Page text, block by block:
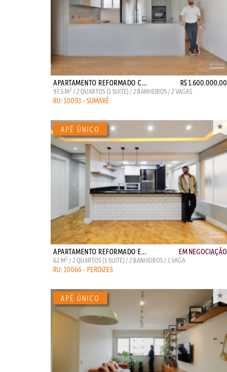
APARTAMENTO REFORMADO C... R$ 1.600.000,00
97.5 M2 / 2 QUARTOS (1 SUITE) / 2 BANHEIROS / 2 VAGAS
RU: 10093 - SUMARÉ
APARTAMENTO REFORMADO E... EM NEGOCIAÇÃO
62 M2 / 2 QUARTOS (1 SUITE) / 2 BANHEIROS / 1 VAGA
RU: 10066 - PERDIZES